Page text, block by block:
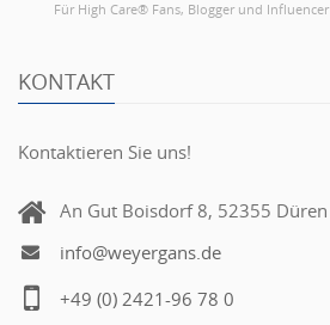
Für High Care® Fans, Blogger und Influencer
KONTAKT
Kontaktieren Sie uns!
An Gut Boisdorf 8, 52355 Düren
info@weyergans.de
+49 (0) 2421-96 78 0